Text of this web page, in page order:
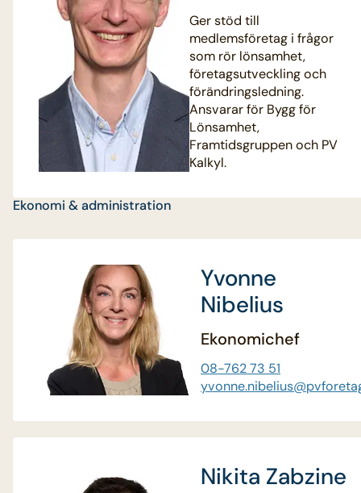
Ger stöd till
medlemsföretag i frågor
som rör lönsamhet,
företagsutveckling och
förändringsledning.
Ansvarar för Bygg för
Lönsamhet,
Framtidsgruppen och PV
Kalkyl.
Ekonomi & administration
Yvonne
Nibelius
Ekonomichef
08-762 73 51
Nikita Zabzine